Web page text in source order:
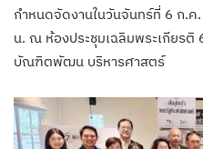
กำหนดจัดงานในวันจันทร์ที่ 6 ก.ค
น. ณ ห้องประชุมเฉลิมพระเกียร
บัณฑิตพัฒน บริหารศาสตร์